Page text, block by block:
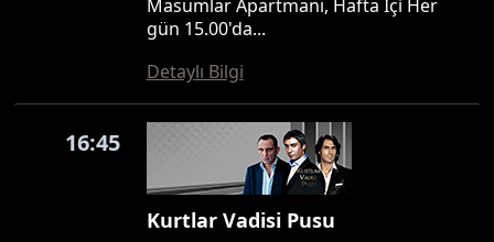
Masumlar Apartmanı, Hafta İçi Her
gün 15.00'da...
Detaylı Bilgi
16:45
Kurtlar Vadisi Pusu